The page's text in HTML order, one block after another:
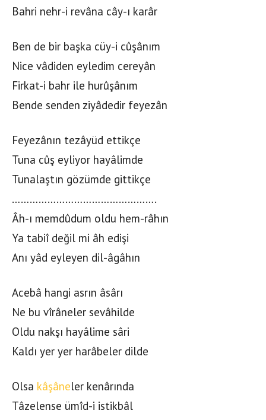
Bahri nehr-i revâna cây-ı karâr
Ben de bir başka cüy-i cûşânım
Nice vâdiden eyledim cereyân
Firkat-i bahr ile hurûşânım
Bende senden ziyâdedir feyezân
Feyezânın tezâyüd ettikçe
Tuna cûş eyliyor hayâlimde
Tunalaştın gözümde gittikçe
………………………………………….
Âh-ı memdûdum oldu hem-râhın
Ya tabiî değil mi âh edişi
Anı yâd eyleyen dil-âgâhın
Acebâ hangi asrın âsârı
Ne bu vîrâneler sevâhilde
Oldu nakşı hayâlime sâri
Kaldı yer yer harâbeler dilde
Olsa kâşâneler kenârında
Tâzelense ümîd-i istikbâl